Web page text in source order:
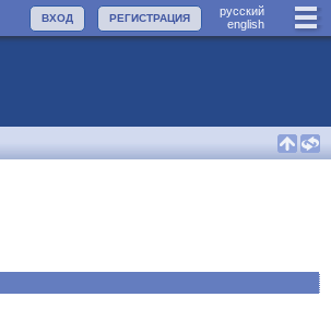
руccкий
english
РЕГИСТРАЦИЯ
ВХОД